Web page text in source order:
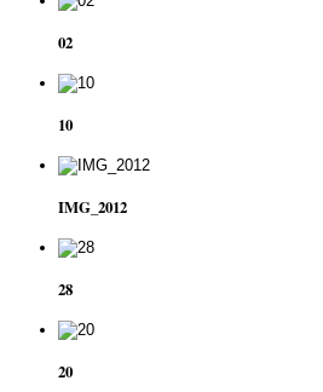
02
10
IMG_2012
28
20